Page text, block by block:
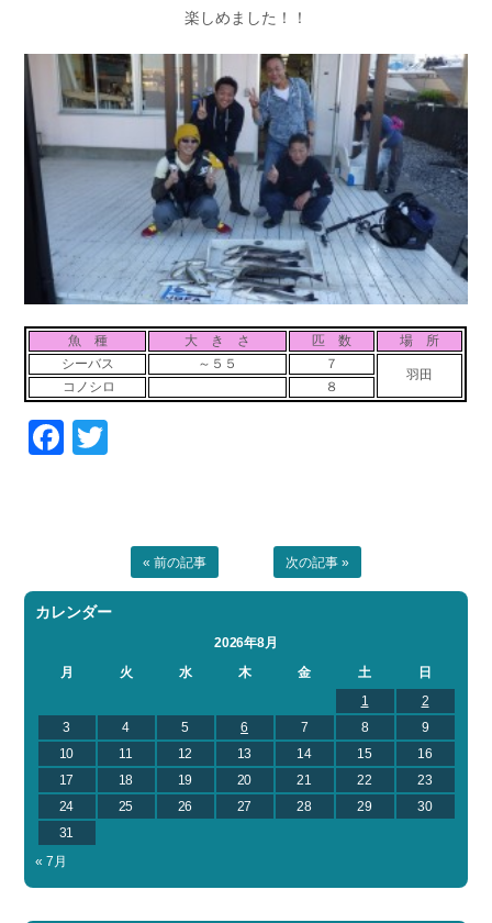
Shop Info. Blog
お問い合わせ 会社概要
Company
リンク集
Link
楽しめました！！
魚 種 大 き さ 匹 数
場 所
シーバス
～５５ ７
羽田
コノシロ ８
Facebook
« 前の記事 次の記事 »
カレンダー
2026年8月
月
火 水 木 金 土
日
1
2
3
4 5 6 7 8
9
10
11 12 13 14 15
16
17
18 19 20 21 22
23
24
25 26 27 28 29
30
31
« 7月